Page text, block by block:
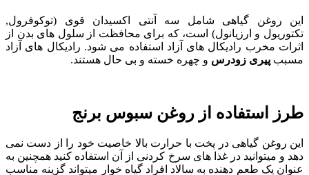
این روغن گیاهی شامل سه آنتی اکسیدان قوی (توکوفرول,
تکتوریول و ارزیانول) است، که برای محافظت از سلول های بدن از
اثرات مخرب رادیکال های آزاد استفاده می شود. رادیکال های آزاد
مسبب پیری زودرس و چهره خسته و بی حال هستند.
طرز استفاده از روغن سبوس برنج
این روغن گیاهی در پخت با حرارت بالا خاصیت خود را از دست نمی
دهد و میتوانید در غذا های سرخ کردنی از آن استفاده کنید همچنین به
عنوان یک طعم دهنده به سالاد افراد گیاه خوار میتواند گزینه مناسب